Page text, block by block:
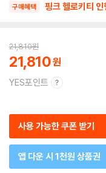
구매혜택 핑크 헬로키티 인
21,810원
21,810
YES포인트
사용 가능한 쿠폰 받기
앱 다운 시 1천원 상품권